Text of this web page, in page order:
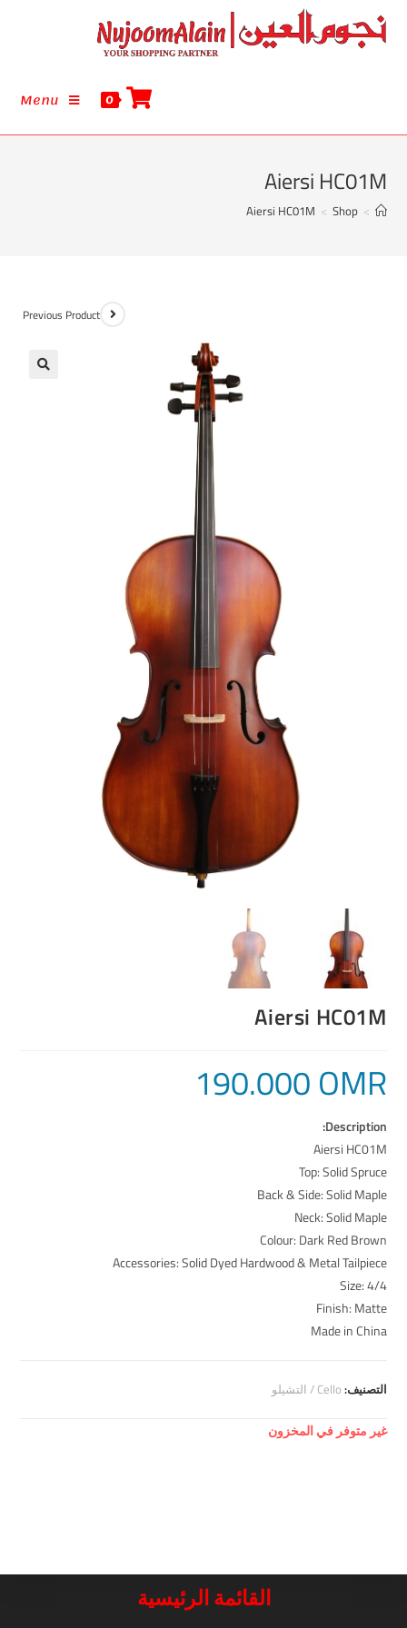
0
Menu
Aiersi HC01M
>
Shop
>
Aiersi HC01M
Previous Product
Aiersi HC01M
190.000 OMR
Description:
Aiersi HC01M
Top: Solid Spruce
Back & Side: Solid Maple
Neck: Solid Maple
Colour: Dark Red Brown
Accessories: Solid Dyed Hardwood & Metal Tailpiece
Size: 4/4
Finish: Matte
Made in China
التصنيف: Cello / التشيلو
غير متوفر في المخزون
القائمة الرئيسية